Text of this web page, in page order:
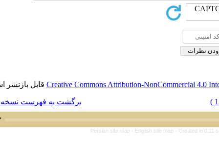
Creative Commons Attribution-قابل بازنشر است.
برگشت به فهرست نسخه ها
Persian site map -